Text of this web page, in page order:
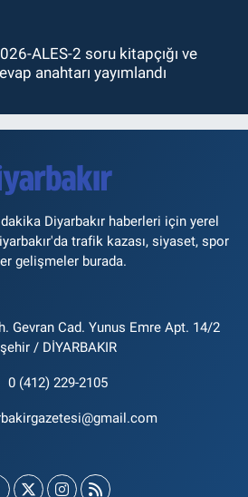
ALES-2 soru kitapçığı ve
anahtarı yayımlandı
Diyarbakır haberleri için yerel
trafik kazası, siyaset, spor
gelişmeler burada.
Gevran Cad. Yunus Emre Apt. 14/2
/ DİYARBAKIR
0 (412) 229-2105